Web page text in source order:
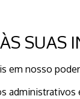
SUAS
em nosso